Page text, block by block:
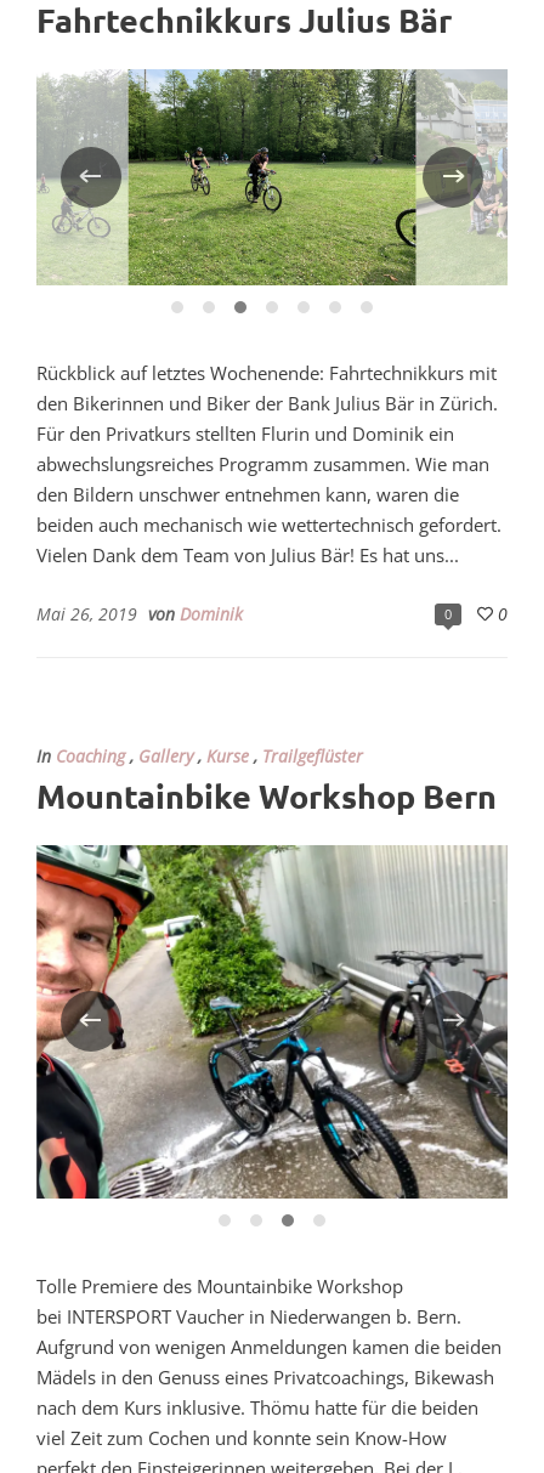
Fahrtechnikkurs Julius Bär
Rückblick auf letztes Wochenende: Fahrtechnikkurs mit
den Bikerinnen und Biker der Bank Julius Bär in Zürich.
Für den Privatkurs stellten Flurin und Dominik ein
abwechslungsreiches Programm zusammen. Wie man
den Bildern unschwer entnehmen kann, waren die
beiden auch mechanisch wie wettertechnisch gefordert.
Vielen Dank dem Team von Julius Bär! Es hat uns...
0 0
Mai 26, 2019 von Dominik
In Coaching, Gallery, Kurse , Trailgeflüster
Mountainbike Workshop Bern
Tolle Premiere des Mountainbike Workshop
bei INTERSPORT Vaucher in Niederwangen b. Bern.
Aufgrund von wenigen Anmeldungen kamen die beiden
Mädels in den Genuss eines Privatcoachings, Bikewash
nach dem Kurs inklusive. Thömu hatte für die beiden
viel Zeit zum Cochen und konnte sein Know-How
perfekt den Einsteigerinnen weitergeben. Bei der L.